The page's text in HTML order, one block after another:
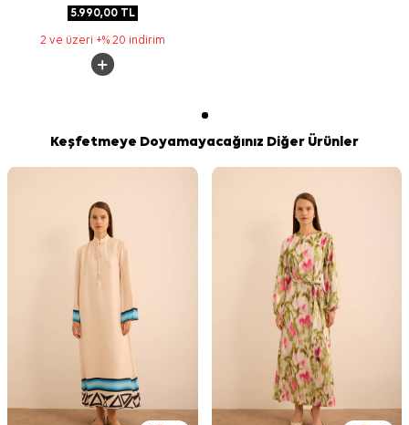
5.990,00TL
2 ve üzeri +% 20 indirim
Keşfetmeye Doyamayacağınız Diğer Ürünler